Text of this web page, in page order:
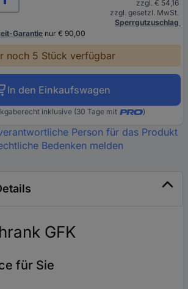
zzgl. € 54,16
zzgl. gesetzl. MwSt.
Sperrgutzuschlag
Garantie nur € 90,00
noch 5 Stück verfügbar
In den Einkaufswagen
inklusive (30 Tage mit )
Person für das Produkt
Bedenken melden
GFK
für Sie